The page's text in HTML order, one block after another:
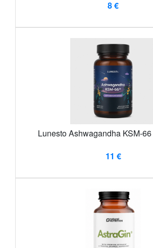
8 €
Lunesto Ashwagandha KSM-
11 €